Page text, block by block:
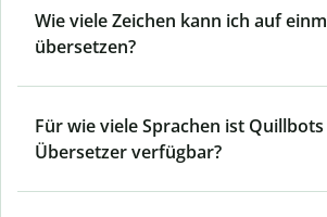
Wie viele Zeichen kann ich auf
übersetzen?
Für wie viele Sprachen ist Quillbots
Übersetzer verfügbar?